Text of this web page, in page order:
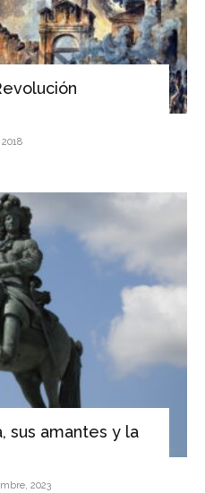
sus amantes y la
2023